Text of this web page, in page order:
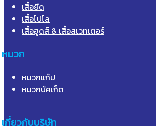
เสื้อยืด
เสื้อโปโล
เสื้อฮูดส์ & เสื้อสเวทเตอร์
หมวก
หมวกแก๊ป
หมวกบัคเก็ต
เกี่ยวกับบริษัท